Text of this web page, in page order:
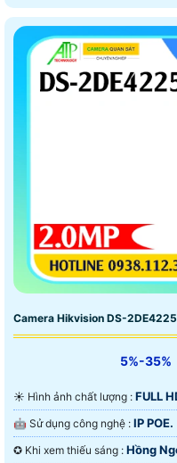
Camera Hikvision DS-
5%-35%
☀️ Hình ảnh chất lượng : FULL
🤖️ Sử dụng công nghệ : IP POE.
✪ Khi xem thiếu sáng : Hồng